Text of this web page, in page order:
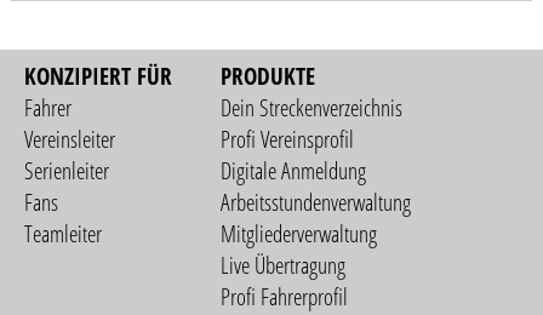
KONZIPIERT FÜR
Fahrer
Vereinsleiter
Serienleiter
Fans
Teamleiter
PRODUKTE
Dein Streckenverzeichnis
Profi Vereinsprofil
Digitale Anmeldung
Arbeitsstundenverwaltung
Mitgliederverwaltung
Live Übertragung
Profi Fahrerprofil